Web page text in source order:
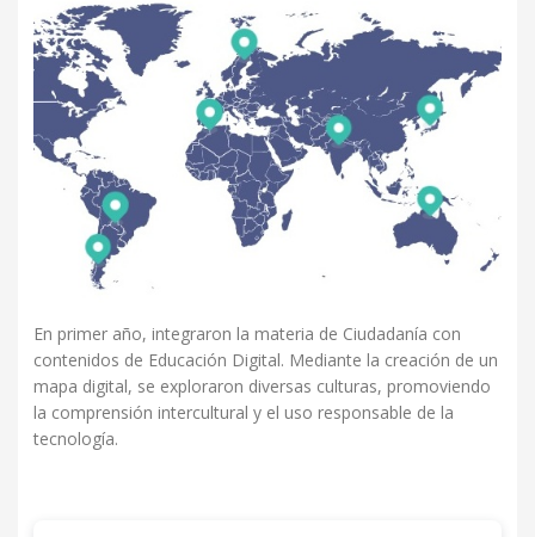
En primer año, integraron la materia de Ciudadanía con
contenidos de Educación Digital. Mediante la creación de un
mapa digital, se exploraron diversas culturas, promoviendo
la comprensión intercultural y el uso responsable de la
tecnología.